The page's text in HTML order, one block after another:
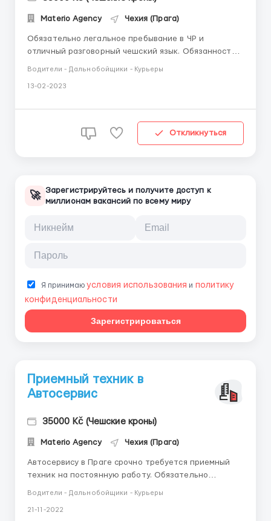
Materio Agency Чехия (Прага)
Обязательно легальное пребывание в ЧР и
отличный разговорный чешский язык. Обязанности -
Запись на сервис - Оформление заказ-нарядов и их
Водители - Дальнобойщики - Курьеры
13-02-2023
Откликнуться
🚀 Зарегистрируйтесь и получите доступ к
миллионам вакансий по всему миру
Я принимаюусловия использования и политику
конфиденциальности
Зарегистрироваться
Приемный техник в
Автосервис
35000 Kč (Чешские кроны)
Materio Agency Чехия (Прага)
Автосервису в Праге срочно требуется приемный
техник на постоянную работу. Обязательно
легальное пребывание в ЧР и отличный разговорный
консультация клиентов Работа с интернет-
Водители - Дальнобойщики - Курьеры
21-11-2022